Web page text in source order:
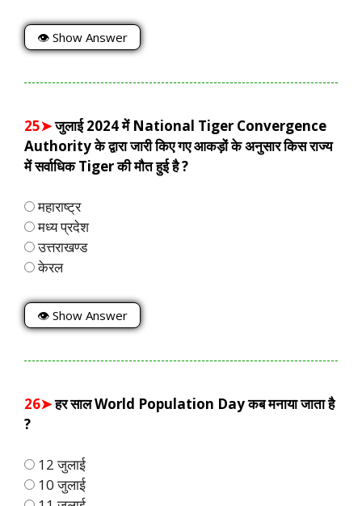
👁 Show Answer
25➤जुलाई 2024 में National Tiger Convergence
Authority के द्वारा जारी किए गए आकड़ों के अनुसार किस राज्य
में सर्वाधिक Tiger की मौत हुई है ?
महाराष्ट्र
मध्य प्रदेश
उत्तराखण्ड
केरल
👁 Show Answer
26➤हर साल World Population Day कब मनाया जाता है
?
12 जुलाई
10 जुलाई